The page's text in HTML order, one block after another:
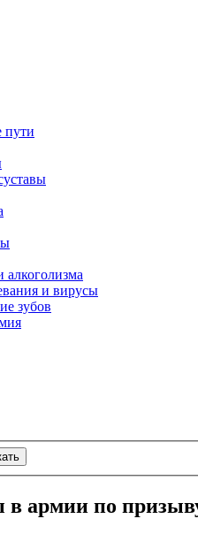
пути
и вирусы
зубов
в армии по